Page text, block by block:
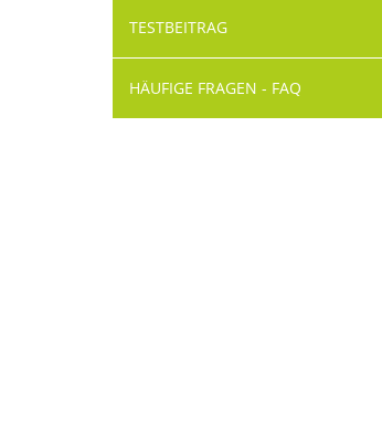
TESTBEITRAG
HÄUFIGE FRAGEN - FAQ